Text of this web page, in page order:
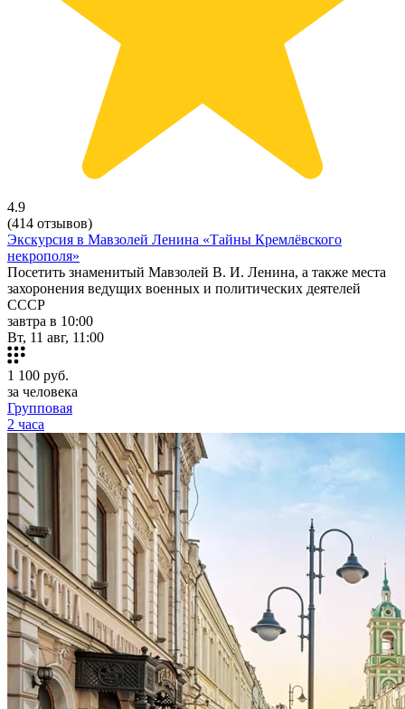
4.9
(414 отзывов)
Экскурсия в Мавзолей Ленина «Тайны Кремлёвского
некрополя»
Посетить знаменитый Мавзолей В. И. Ленина, а также места
захоронения ведущих военных и политических деятелей
СССР
завтра в 10:00
Вт, 11 авг, 11:00
1 100 руб.
за человека
Групповая
2 часа